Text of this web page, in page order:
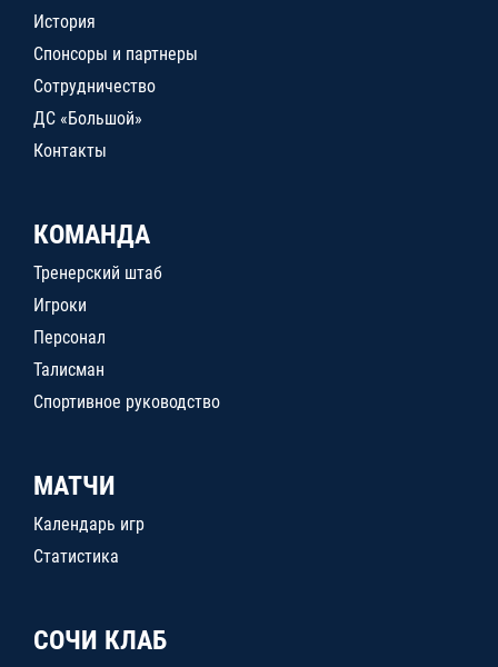
История
Спонсоры и партнеры
Сотрудничество
ДС «Большой»
Контакты
КОМАНДА
Тренерский штаб
Игроки
Персонал
Талисман
Спортивное руководство
МАТЧИ
Календарь игр
Статистика
СОЧИ КЛАБ